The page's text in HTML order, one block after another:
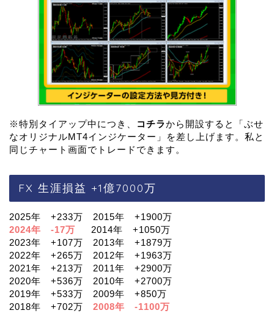
※特別タイアップ中につき、 コチラから開設すると「ぶせ
なオリジナルMT4インジケーター」を差し上げます。私と
同じチャート画面でトレードできます。
FX 生涯損益 +1億7000万
2025年 +233万 2015年 +1900万
2024年 -17万
2014年 +1050万
2023年 +107万 2013年 +1879万
2022年 +265万 2012年 +1963万
2021年 +213万 2011年 +2900万
2020年 +536万 2010年 +2700万
2019年 +533万 2009年 +850万
2018年 +702万 2008年 -1100万